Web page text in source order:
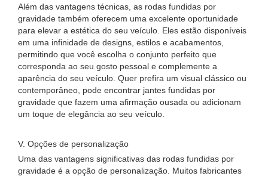
Além das vantagens técnicas, as rodas fundidas por
gravidade também oferecem uma excelente oportunidade
para elevar a estética do seu veículo. Eles estão disponíveis
em uma infinidade de designs, estilos e acabamentos,
permitindo que você escolha o conjunto perfeito que
corresponda ao seu gosto pessoal e complemente a
aparência do seu veículo. Quer prefira um visual clássico ou
contemporâneo, pode encontrar jantes fundidas por
gravidade que fazem uma afirmação ousada ou adicionam
um toque de elegância ao seu veículo.
V. Opções de personalização
Uma das vantagens significativas das rodas fundidas por
gravidade é a opção de personalização. Muitos fabricantes